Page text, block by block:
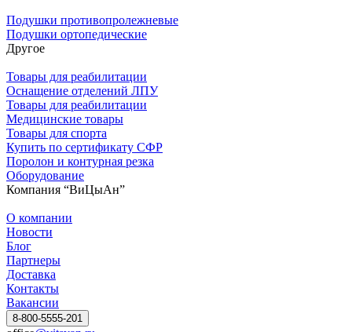
Подушки противопролежневые
Подушки ортопедические
Другое
Товары для реабилитации
Оснащение отделений ЛПУ
Товары для реабилитации
Медицинские товары
Товары для спорта
Купить по сертификату СФР
Поролон и контурная резка
Оборудование
Компания “ВиЦыАн”
О компании
Новости
Блог
Партнеры
Доставка
Контакты
Вакансии
8-800-5555-201